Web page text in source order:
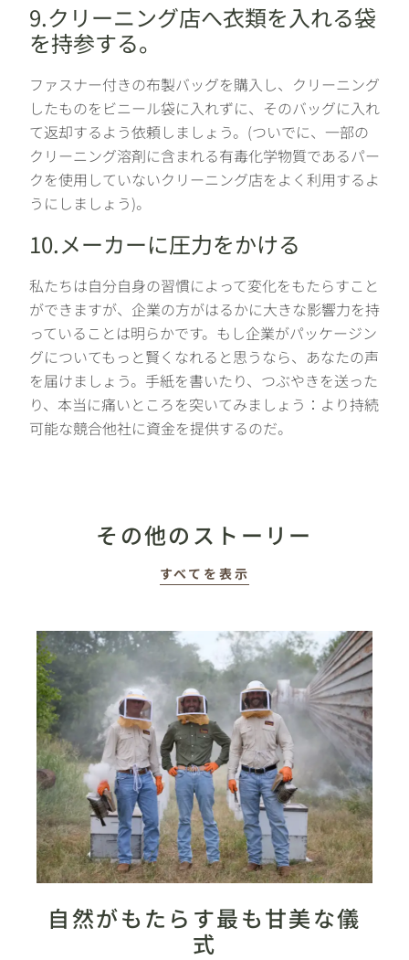
9.クリーニング店へ衣類を入れる袋
を持参する。
ファスナー付きの布製バッグを購入し、クリーニング
したものをビニール袋に入れずに、そのバッグに入れ
て返却するよう依頼しましょう。(ついでに、一部の
クリーニング溶剤に含まれる有毒化学物質であるパー
クを使用していないクリーニング店をよく利用するよ
うにしましょう)。
10.メーカーに圧力をかける
私たちは自分自身の習慣によって変化をもたらすこと
ができますが、企業の方がはるかに大きな影響力を持
っていることは明らかです。もし企業がパッケージン
グについてもっと賢くなれると思うなら、あなたの声
を届けましょう。手紙を書いたり、つぶやきを送った
り、本当に痛いところを突いてみましょう：より持続
可能な競合他社に資金を提供するのだ。
その他のストーリー
すべてを表示
自然がもたらす最も甘美な儀
式